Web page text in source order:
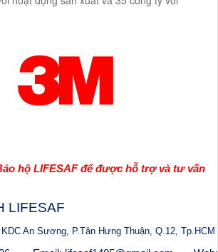
hộ LIFESAF để được hỗ trợ và tư vấn
LIFESAF
An Sương, P.Tân Hưng Thuận, Q.12, Tp.HCM